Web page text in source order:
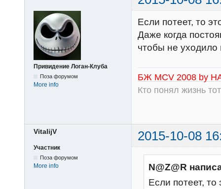
Привидение Логан-Клуба
Поза форумом
More info
Если потеет, то
Даже когда
чтобы не уходило
БЖ MCV 2008 by
Кто понял жизнь
VitalijV 2015-10-08
Участник
Поза форумом
More info
N@Z@R
Если потеет, то